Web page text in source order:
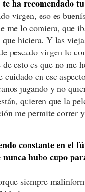
te ha recomendado
virgen, eso es
me lo comiera, que
hiciera. Y las
pescado virgen lo
de esto es que no me
cuidado en ese
jugando y no
quieren que la
me permite correr
constante en el
nunca hubo cupo
siempre